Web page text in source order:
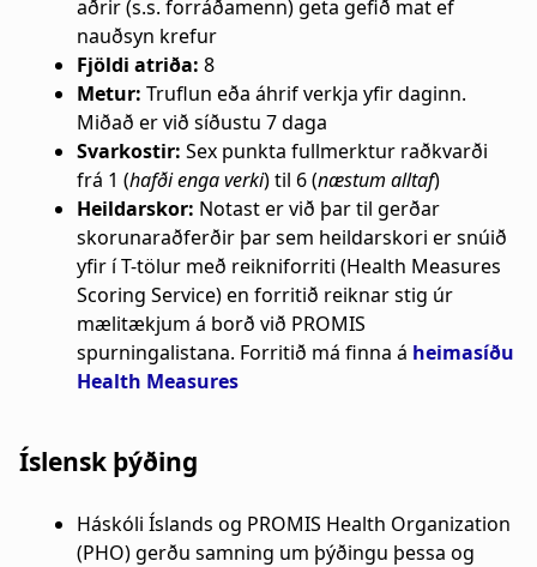
aðrir (s.s. forráðamenn) geta gefið mat ef
nauðsyn krefur
Fjöldi atriða: 8
Metur: Truflun eða áhrif verkja yfir daginn.
Miðað er við síðustu 7 daga
Svarkostir: Sex punkta fullmerktur raðkvarði
frá 1 (hafði enga verki) til 6 (næstum alltaf)
Heildarskor: Notast er við þar til gerðar
skorunaraðferðir þar sem heildarskori er snúið
yfir í T-tölur með reikniforriti (Health Measures
Scoring Service) en forritið reiknar stig úr
mælitækjum á borð við PROMIS
spurningalistana. Forritið má finna á heimasíðu
Health Measures
Íslensk þýðing
Háskóli Íslands og PROMIS Health Organization
(PHO) gerðu samning um þýðingu þessa og